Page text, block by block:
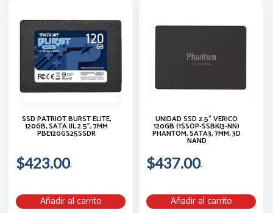
SSD PATRIOT BURST ELITE,
120GB, SATA III, 2.5", 7MM
PBE120GS25SSDR
$423.00
Añadir al carrito
UNIDAD SSD 2.5" VERICO
120GB (1SSOP-SSBKI3-NN)
PHANTOM, SATA3, 7MM, 3D
NAND
$437.00
Añadir al carrito